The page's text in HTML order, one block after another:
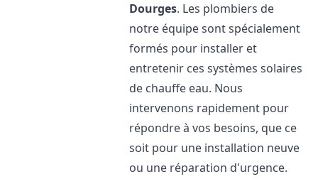
Dourges. Les plombiers de
notre équipe sont spécialement
formés pour installer et
entretenir ces systèmes solaires
de chauffe eau. Nous
intervenons rapidement pour
répondre à vos besoins, que ce
soit pour une installation neuve
ou une réparation d'urgence.